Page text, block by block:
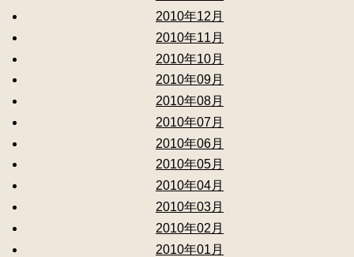
2010年12月
2010年11月
2010年10月
2010年09月
2010年08月
2010年07月
2010年06月
2010年05月
2010年04月
2010年03月
2010年02月
2010年01月